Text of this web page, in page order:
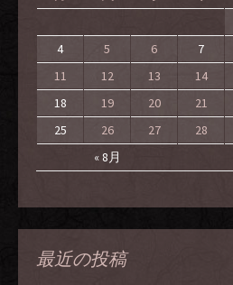
« 8月
4
5 6 7
11
12 13 14
18
19 20 21
25
26 27 28
最近の投稿